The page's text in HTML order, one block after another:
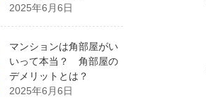
2025年6月6日
マンションは角部屋がい
いって本当？ 角部屋の
デメリットとは？
2025年6月6日